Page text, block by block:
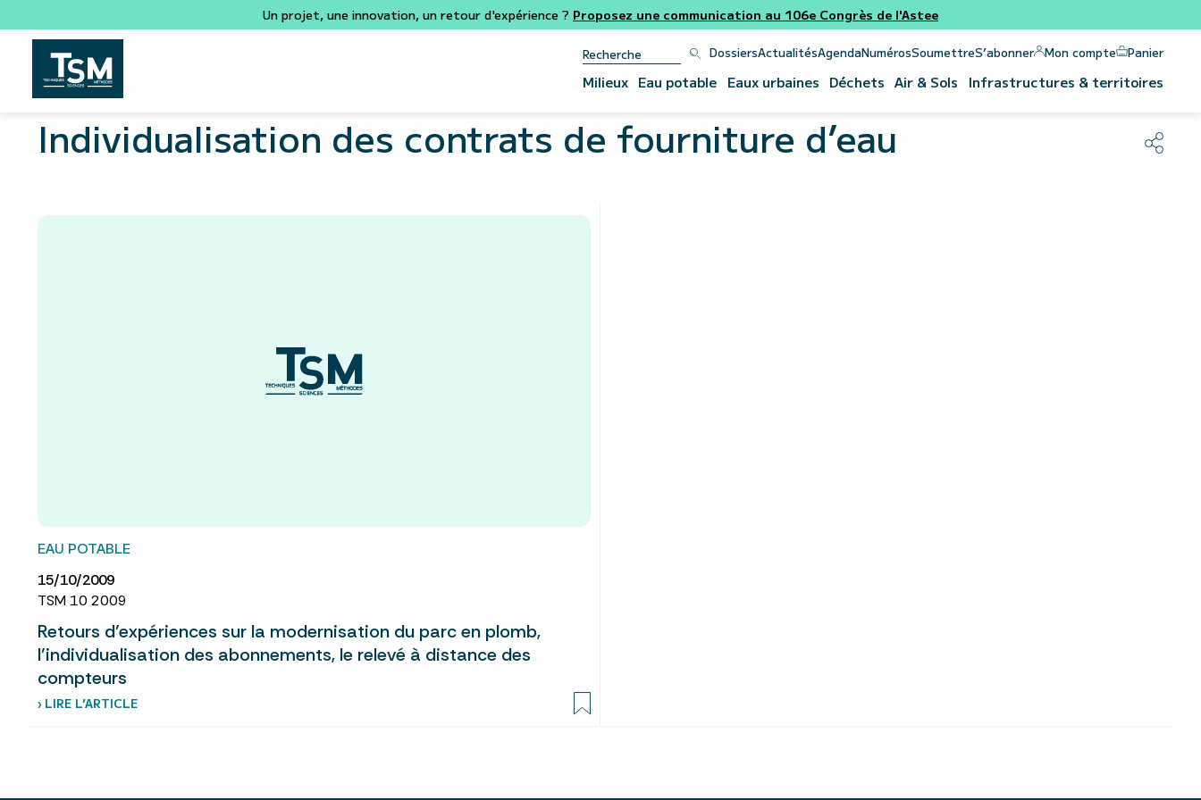
Un projet, une innovation, un retour d'expérience ? Proposez une communication au 106e Congrès de l'Astee
DossiersActualitésAgendaNumérosSoumettreS’abonner Mon compte Panier
Milieux Eau potable Eaux urbaines Déchets Air & Sols Infrastructures & territoires
Individualisation des contrats de fourniture d’eau
EAU POTABLE
15/10/2009
TSM 10 2009
Retours d’expériences sur la modernisation du parc en plomb,
l’individualisation des abonnements, le relevé à distance des
compteurs
› LIRE L’ARTICLE